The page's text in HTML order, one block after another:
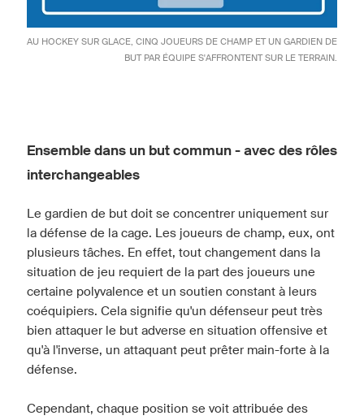
AU HOCKEY SUR GLACE, CINQ JOUEURS DE CHAMP ET UN GARDIEN DE
BUT PAR ÉQUIPE S'AFFRONTENT SUR LE TERRAIN.
Ensemble dans un but commun - avec des rôles
interchangeables
Le gardien de but doit se concentrer uniquement sur
la défense de la cage. Les joueurs de champ, eux, ont
plusieurs tâches. En effet, tout changement dans la
situation de jeu requiert de la part des joueurs une
certaine polyvalence et un soutien constant à leurs
coéquipiers. Cela signifie qu'un défenseur peut très
bien attaquer le but adverse en situation offensive et
qu'à l'inverse, un attaquant peut prêter main-forte à la
défense.
Cependant, chaque position se voit attribuée des